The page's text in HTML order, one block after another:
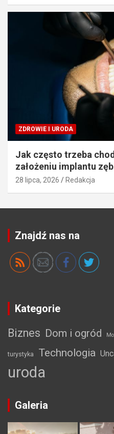
ZDROWIE I URODA
Jak często trzeba
założeniu implantu
28 lipca, 2026 Redakcja
Znajdź nas na
Kategorie
Biznes Dom i ogród
turystyka Technologia
uroda
Galeria